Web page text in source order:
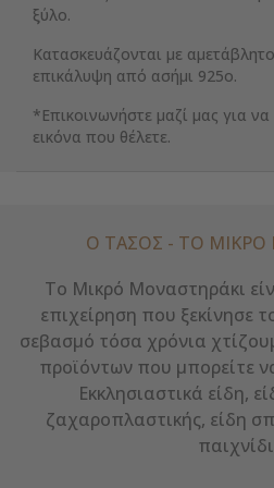
ξύλο.
Κατασκευάζονται με
επικάλυψη από ασήμι 925ο.
*Επικοινωνήστε μαζί μας για
εικόνα που θέλετε.
Ο ΤΑΣΟΣ - ΤΟ
Το Μικρό Μοναστηράκι
επιχείρηση που ξεκίνησε
σεβασμό τόσα χρόνια
προϊόντων που μπορείτε
Εκκλησιαστικά είδη,
ζαχαροπλαστικής, είδη